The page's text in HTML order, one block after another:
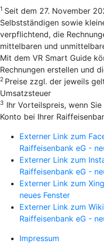
1 Seit dem 27. November
Selbstständigen sowie
verpflichtend, die
mittelbaren und
Mit dem VR Smart Guide
Rechnungen erstellen und
2 Preise zzgl. der jeweils
Umsatzsteuer
3 Ihr Vorteilspreis, wenn
Konto bei Ihrer
Externer Link zum
Raiffeisenbank eG -
Externer Link zum
Raiffeisenbank eG -
Externer Link zum
neues Fenster
Externer Link zum
Raiffeisenbank eG -
Impressum